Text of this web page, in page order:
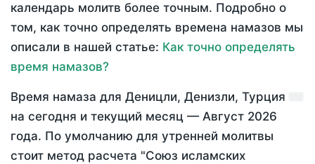
календарь молитв более точным. Подробно о
том, как точно определять времена намазов мы
описали в нашей статье: Как точно определять
время намазов?
Время намаза для Деницли, Денизли, Турция
на сегодня и текущий месяц — Август 2026
года. По умолчанию для утренней молитвы
стоит метод расчета "Союз исламских